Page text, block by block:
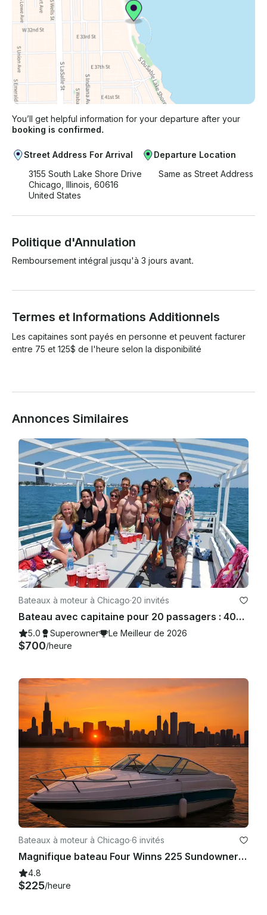
You’ll get helpful information for your departure after your
booking is confirmed.
Street Address For Arrival
3155 South Lake Shore Drive
Chicago, Illinois, 60616
United States
Departure Location
Same as Street Address
Politique d'Annulation
Remboursement intégral jusqu'à 3 jours avant.
Termes et Informations Additionnels
Les capitaines sont payés en personne et peuvent facturer
entre 75 et 125$ de l'heure selon la disponibilité
Annonces Similaires
Bateaux à moteur à Chicago·20 invités
Bateau avec capitaine pour 20 passagers : 400$ de rabais sur les vendredis et dimanches !
5.0 Superowner Le Meilleur de 2026
$700/heure
Bateaux à moteur à Chicago·6 invités
Magnifique bateau Four Winns 225 Sundowner avec un grand système audio à Chicago
4.8
$225/heure